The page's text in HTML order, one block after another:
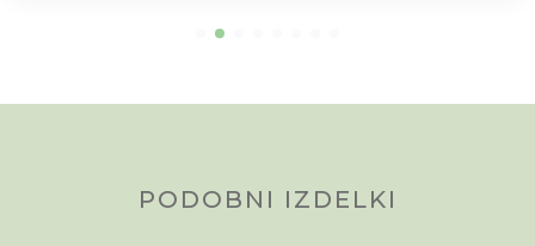
PODOBNI IZDELKI